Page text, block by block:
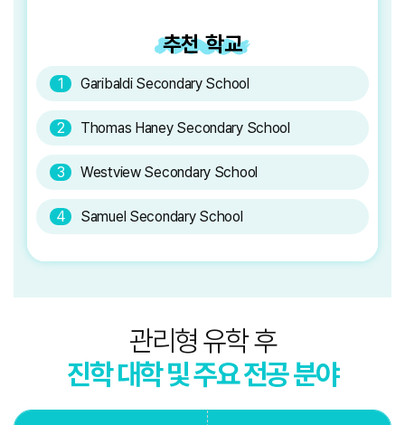
추천 학교
1 Garibaldi Secondary School
2 Thomas Haney Secondary School
3 Westview Secondary School
4 Samuel Secondary School
관리형 유학 후
진학 대학 및 주요 전공 분야